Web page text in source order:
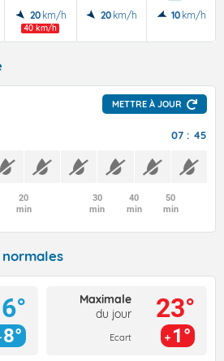
20 km/h
40 km/h
20 km/h 10 km/h
METTRE À JOUR
07 : 45
20
min
30
min
40
min
50
min
6°
8°
Maximale
du jour
Ecart
23°
1°